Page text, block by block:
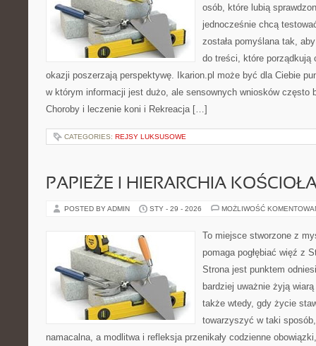
osób, które lubią
jednocześnie chcą
została pomyślana tak,
do treści, które porządkują
okazji poszerzają perspektywę. Ikarion.pl może być dla Ciebie
w którym informacji jest dużo, ale sensownych wniosków często
Choroby i leczenie koni i Rekreacja […]
CATEGORIES: REJSY LUKSUSOWE
PAPIEŻE I HIERARCHIA
POSTED BY ADMIN STY - 29 - 2026 MOŻLIWOŚĆ
To miejsce stworzone z
pomaga pogłębiać więź z
Strona jest punktem
bardziej uważnie żyją
także wtedy, gdy życie
towarzyszyć w taki
namacalna, a modlitwa i refleksja przenikały codzienne